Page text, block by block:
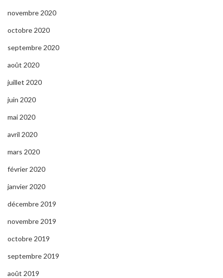
novembre 2020
octobre 2020
septembre 2020
août 2020
juillet 2020
juin 2020
mai 2020
avril 2020
mars 2020
février 2020
janvier 2020
décembre 2019
novembre 2019
octobre 2019
septembre 2019
août 2019